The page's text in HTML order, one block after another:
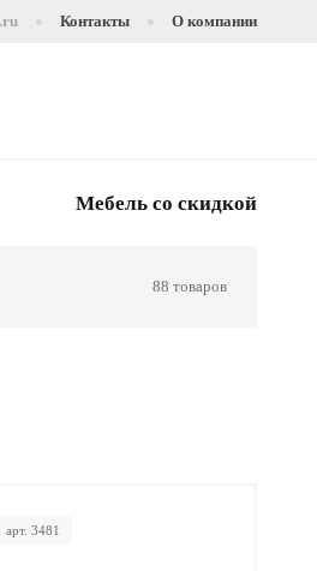
Контакты О компании
Мебель со скидкой
88 товаров
арт. 3481